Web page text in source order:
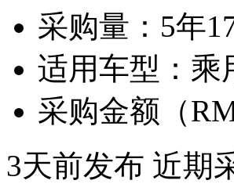
采购量： 5年
适用车型： 乘
采购金额（
3天前发布 近期